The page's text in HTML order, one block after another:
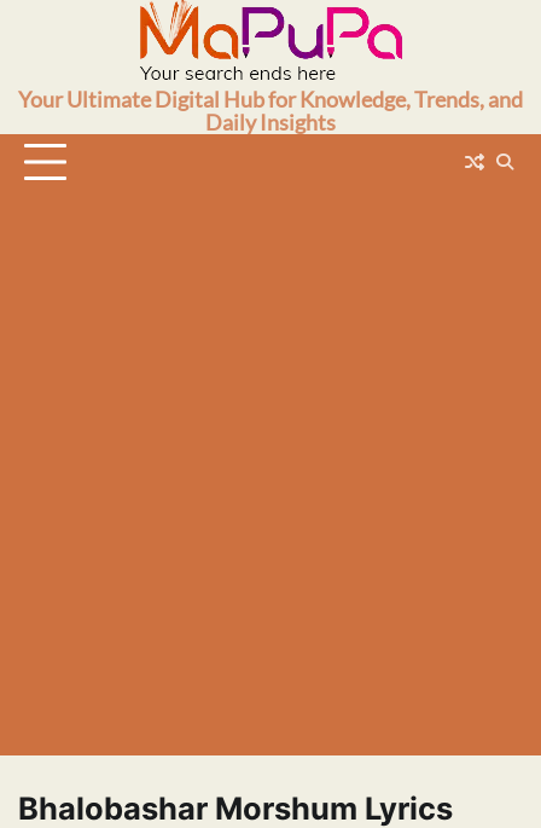
Your Ultimate Digital Hub for Knowledge, Trends, and
Daily Insights
Bhalobashar Morshum Lyrics